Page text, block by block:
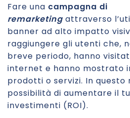
Fare una campagna di
remarketing attraverso
banner ad alto impatto
raggiungere gli utenti che,
breve periodo, hanno
internet e hanno mostrato
prodotti o servizi. In
possibilità di aumentare il
investimenti (ROI).